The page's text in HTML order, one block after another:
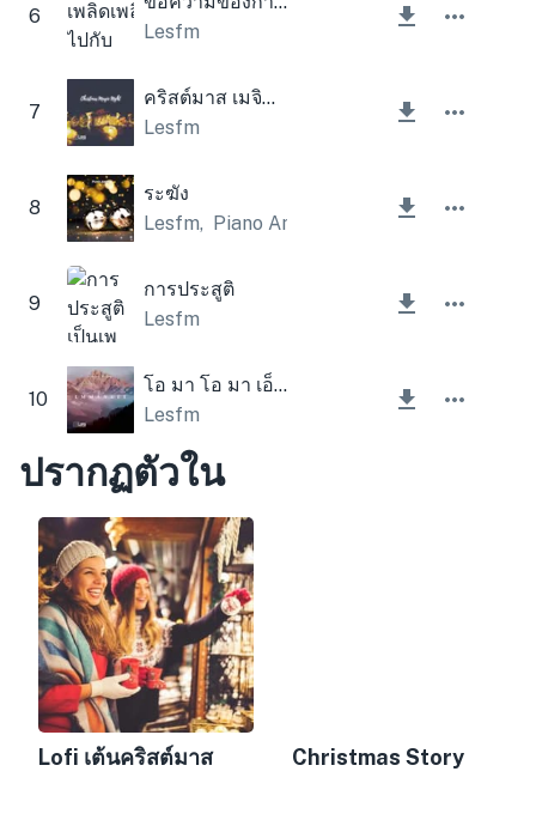
6
Lesfm
7
คริสต์มาส เมจิค ไนท์
Lesfm
8
ระฆัง
Lesfm, Piano Amor
9
การประสูติ
Lesfm
10
โอ มา โอ มา เอ็มมานูเอล
Lesfm
ปรากฏตัวใน
Lofi เต้นคริสต์มาส Christmas Story